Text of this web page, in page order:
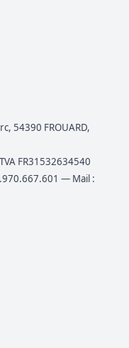
54390 FROUARD,
FR31532634540
— Mail :